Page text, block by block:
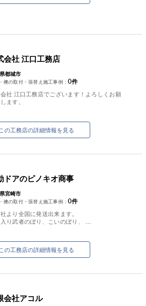
会社 江口工務店
都城市
襖の取付・張替え施工事例： 0件
社 江口工務店でございます！よろしくお願
ます。
この工務店の詳細情報を見る
ドアのピノキオ商事
宮崎市
襖の取付・張替え施工事例： 0件
より全国に発送出来ます。
り武者のぼり、こいのぼり、
この工務店の詳細情報を見る
会社アコル